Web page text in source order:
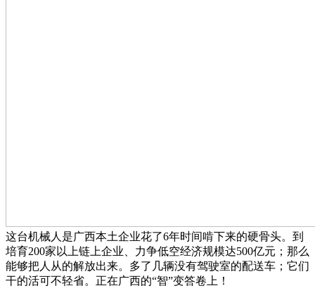
这台机械人是广西本土企业花了6年时间啃下来的硬骨头。到
培育200家以上链上企业、力争低空经济规模达500亿元；那么
能够把人从的解放出来。多了几辆没有驾驶室的配送车；它们
干的活可不轻省。正在广西的“智”变答卷上！